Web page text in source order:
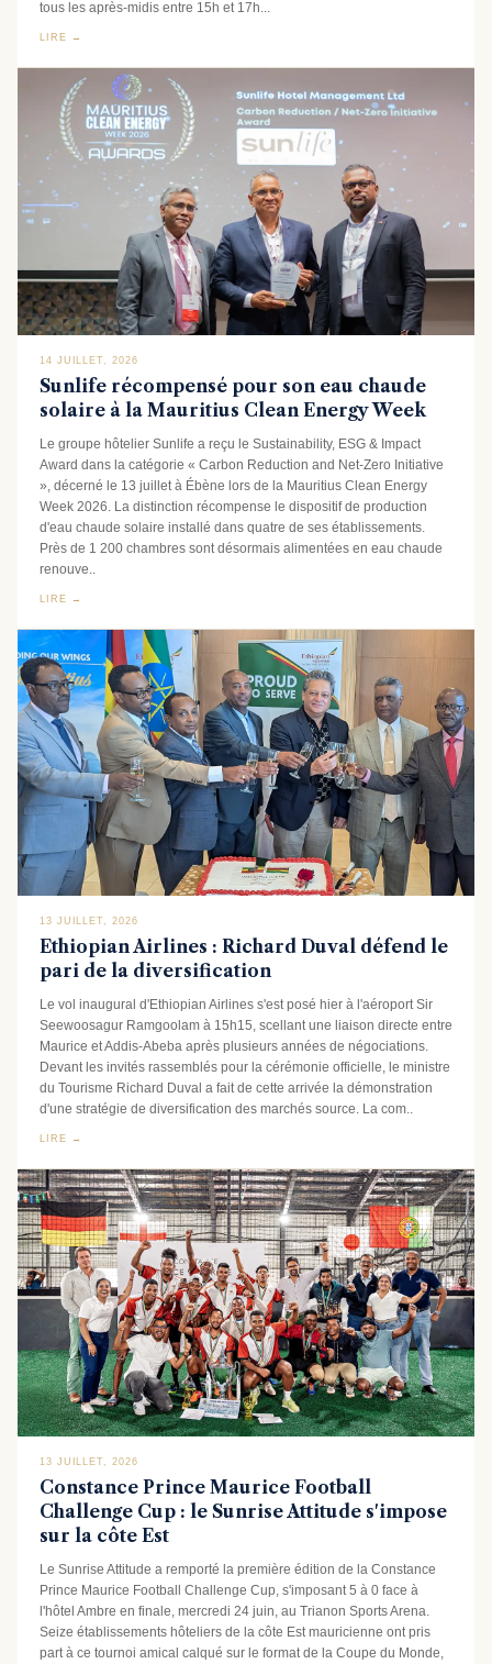
tous les après-midis entre 15h et 17h...
LIRE →
14 JUILLET, 2026
Sunlife récompensé pour son eau chaude
solaire à la Mauritius Clean Energy Week
Le groupe hôtelier Sunlife a reçu le Sustainability, ESG & Impact
Award dans la catégorie « Carbon Reduction and Net-Zero Initiative
», décerné le 13 juillet à Ébène lors de la Mauritius Clean Energy
Week 2026. La distinction récompense le dispositif de production
d'eau chaude solaire installé dans quatre de ses établissements.
Près de 1 200 chambres sont désormais alimentées en eau chaude
renouve..
LIRE →
13 JUILLET, 2026
Ethiopian Airlines : Richard Duval défend le
pari de la diversification
Le vol inaugural d'Ethiopian Airlines s'est posé hier à l'aéroport Sir
Seewoosagur Ramgoolam à 15h15, scellant une liaison directe entre
Maurice et Addis-Abeba après plusieurs années de négociations.
Devant les invités rassemblés pour la cérémonie officielle, le ministre
du Tourisme Richard Duval a fait de cette arrivée la démonstration
d'une stratégie de diversification des marchés source. La com..
LIRE →
13 JUILLET, 2026
Constance Prince Maurice Football
Challenge Cup : le Sunrise Attitude s'impose
sur la côte Est
Le Sunrise Attitude a remporté la première édition de la Constance
Prince Maurice Football Challenge Cup, s'imposant 5 à 0 face à
l'hôtel Ambre en finale, mercredi 24 juin, au Trianon Sports Arena.
Seize établissements hôteliers de la côte Est mauricienne ont pris
part à ce tournoi amical calqué sur le format de la Coupe du Monde,